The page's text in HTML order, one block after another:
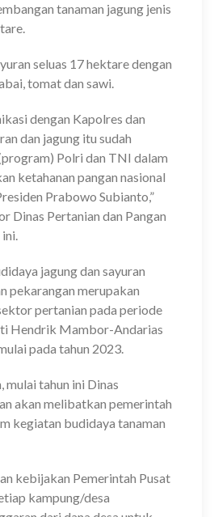
tanaman jagung jenis
seluas 17 hektare dengan
tomat dan sawi.
dengan Kapolres dan
dan jagung itu sudah
Polri dan TNI dalam
ketahanan pangan nasional
Prabowo Subianto,”
Dinas Pertanian dan Pangan
jagung dan sayuran
pekarangan merupakan
pertanian pada periode
Hendrik Mambor-Andarias
pada tahun 2023.
mulai tahun ini Dinas
akan melibatkan pemerintah
kegiatan budidaya tanaman
kebijakan Pemerintah Pusat
kampung/desa